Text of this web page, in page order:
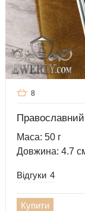
8
Православний
Маса: 50 г
Довжина: 4.7
Відгуки 4
Купити